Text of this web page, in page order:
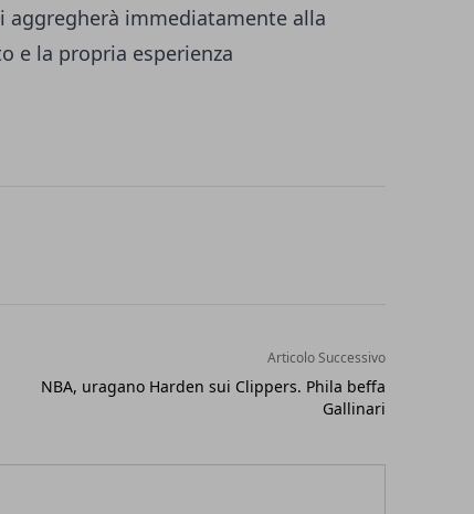
immediatamente alla
e la propria esperienza
Articolo Successivo
NBA, uragano Harden sui Clippers. Phila beffa
Gallinari